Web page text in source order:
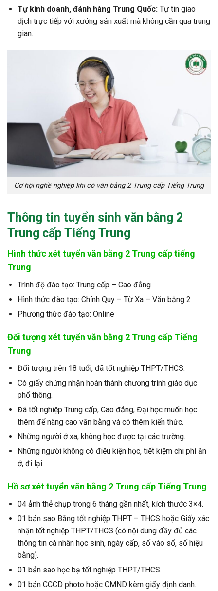
Tự kinh doanh, đánh hàng Trung Quốc:Tự tin giao
dịch trực tiếp với xưởng sản xuất mà không cần qua trung
gian.
Cơ hội nghề nghiệp khi có văn bằng 2 Trung cấp Tiếng Trung
Thông tin tuyển sinh văn bằng 2
Trung cấp Tiếng Trung
Hình thức xét tuyển văn bằng 2 Trung cấp tiếng
Trung
Trình độ đào tạo: Trung cấp – Cao đẳng
Hình thức đào tạo: Chính Quy – Từ Xa – Văn bằng 2
Phương thức đào tạo: Online
Đối tượng xét tuyển văn bằng 2 Trung cấp Tiếng
Trung
Đối tượng trên 18 tuổi, đã tốt nghiệp THPT/THCS.
Có giấy chứng nhận hoàn thành chương trình giáo dục
phổ thông.
Đã tốt nghiệp Trung cấp, Cao đẳng, Đại học muốn học
thêm để nâng cao văn bằng và có thêm kiến thức.
Những người ở xa, không học được tại các trường.
Những người không có điều kiện học, tiết kiệm chi phí ăn
ở, đi lại.
Hồ sơ xét tuyển văn bằng 2 Trung cấp Tiếng Trung
04 ảnh thẻ chụp trong 6 tháng gần nhất, kích thước 3×4.
01 bản sao Bằng tốt nghiệp THPT – THCS hoặc Giấy xác
nhận tốt nghiệp THPT/THCS (có nội dung đầy đủ các
thông tin cá nhân học sinh, ngày cấp, số vào sổ, số hiệu
bằng).
01 bản sao học bạ tốt nghiệp THPT/THCS.
01 bản CCCD photo hoặc CMND kèm giấy định danh.